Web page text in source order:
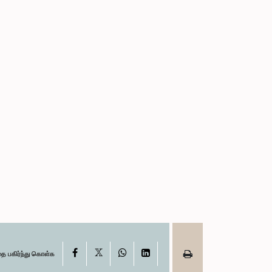
பகிர்ந்து கொள்க Facebook WhatsAppLinkedIn